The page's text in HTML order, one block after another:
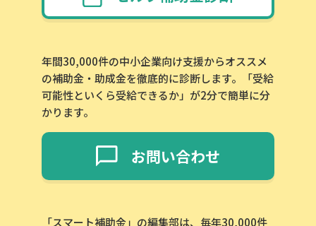
年間30,000件の中小企業向け支援からオススメ
の補助金・助成金を徹底的に診断します。「受給
可能性といくら受給できるか」が2分で簡単に分
かります。
お問い合わせ
「スマート補助金」の編集部は、毎年30,000件